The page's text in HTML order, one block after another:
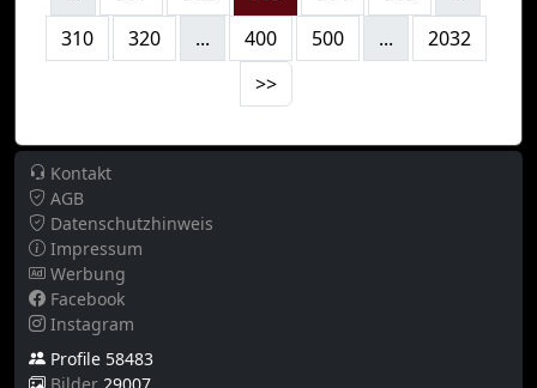
310
320 ... 400 500 ...
2032
>>
Kontakt
AGB
Datenschutzhinweis
Impressum
Werbung
Facebook
Instagram
Profile 58483
Bilder 29007